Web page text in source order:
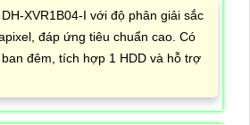
XVR1B04-I với độ phân giải sắc
đáp ứng tiêu chuẩn cao. Có
đêm, tích hợp 1 HDD và hỗ trợ